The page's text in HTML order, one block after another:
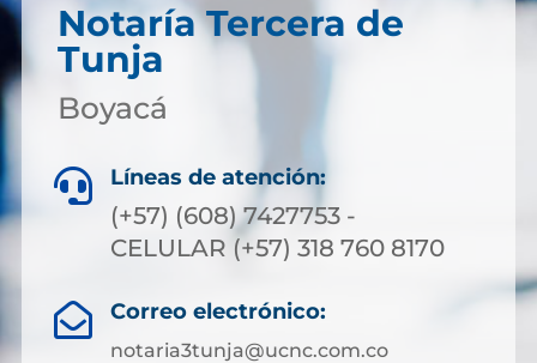
Notaría Tercera de
Tunja
Boyacá
 Líneas de atención:
(+57) (608) 7427753 -
CELULAR (+57) 318 760 8170
 Correo electrónico:
notaria3tunja@ucnc.com.co